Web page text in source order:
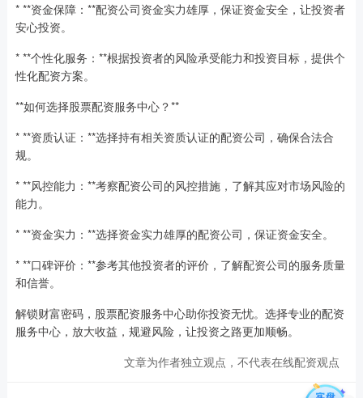
* **资金保障：**配资公司资金实力雄厚，保证资金安全，让投资者
安心投资。
* **个性化服务：**根据投资者的风险承受能力和投资目标，提供个
性化配资方案。
**如何选择股票配资服务中心？**
* **资质认证：**选择持有相关资质认证的配资公司，确保合法合
规。
* **风控能力：**考察配资公司的风控措施，了解其应对市场风险的
能力。
* **资金实力：**选择资金实力雄厚的配资公司，保证资金安全。
* **口碑评价：**参考其他投资者的评价，了解配资公司的服务质量
和信誉。
解锁财富密码，股票配资服务中心助你投资无忧。选择专业的配资
服务中心，放大收益，规避风险，让投资之路更加顺畅。
文章为作者独立观点，不代表在线配资观点